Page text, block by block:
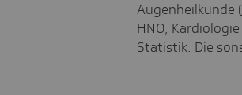
Augenheilkunde
HNO,
Statistik. Die